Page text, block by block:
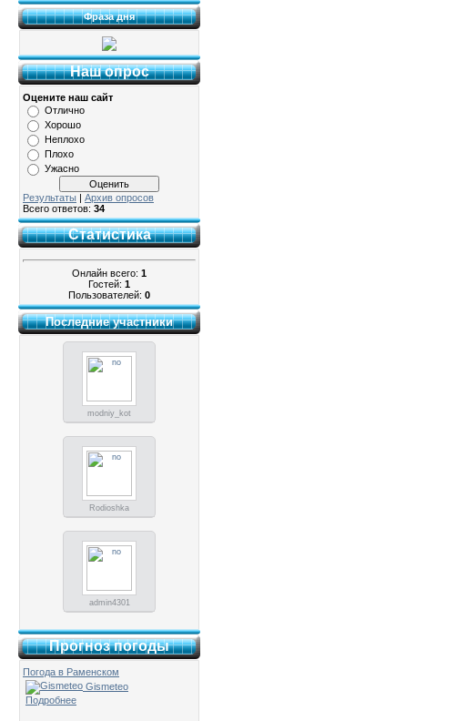
Фраза дня
Наш опрос
Оцените наш сайт
Отлично
Хорошо
Неплохо
Плохо
Ужасно
Результаты | Архив опросов
Всего ответов: 34
Статистика
Онлайн всего: 1
Гостей: 1
Пользователей: 0
Последние участники
modniy_kot
Rodioshka
admin4301
Прогноз погоды
Погода в Раменском
Gismeteo
Подробнее